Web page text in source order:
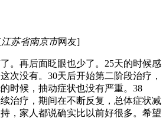
江苏省南京市网友]
。再后面眨眼也少了。25天的时候感
次没有。30天后开始第二阶段治疗，
时候，抽动症状也没有严重。38
治疗，期间在不断反复，总体症状减
，家人都说确实比以前好很多。希望